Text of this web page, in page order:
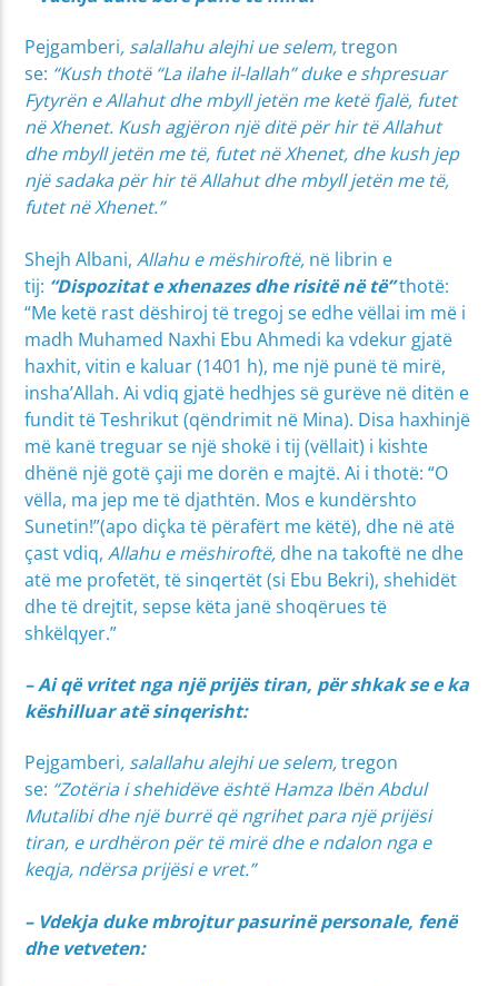
Pejgamberi, salallahu alejhi ue selem,tregon
se: “Kush thotë “La ilahe il-lallah” duke e shpresuar
Fytyrën e Allahut dhe mbyll jetën me ketë fjalë, futet
në Xhenet. Kush agjëron një ditë për hir të Allahut
dhe mbyll jetën me të, futet në Xhenet, dhe kush jep
një sadaka për hir të Allahut dhe mbyll jetën me të,
futet në Xhenet.”
Shejh Albani,Allahu e mëshiroftë, në librin e
tij: “Dispozitat e xhenazes dhe risitë në të”thotë:
“Me ketë rast dëshiroj të tregoj se edhe vëllai im më i
madh Muhamed Naxhi Ebu Ahmedi ka vdekur gjatë
haxhit, vitin e kaluar (1401 h), me një punë të mirë,
insha’Allah. Ai vdiq gjatë hedhjes së gurëve në ditën e
fundit të Teshrikut (qëndrimit në Mina). Disa haxhinjë
më kanë treguar se një shokë i tij (vëllait) i kishte
dhënë një gotë çaji me dorën e majtë. Ai i thotë: “O
vëlla, ma jep me të djathtën. Mos e kundërshto
Sunetin!”(apo diçka të përafërt me këtë), dhe në atë
çast vdiq,Allahu e mëshiroftë, dhe na takoftë ne dhe
atë me profetët, të sinqertët (si Ebu Bekri), shehidët
dhe të drejtit, sepse këta janë shoqërues të
shkëlqyer.”
– Ai që vritet nga një prijës tiran, për shkak se e ka
këshilluar atë sinqerisht:
Pejgamberi, salallahu alejhi ue selem,tregon
se: “Zotëria i shehidëve është Hamza Ibën Abdul
Mutalibi dhe një burrë që ngrihet para një prijësi
tiran, e urdhëron për të mirë dhe e ndalon nga e
keqja, ndërsa prijësi e vret.”
– Vdekja duke mbrojtur pasurinë personale, fenë
dhe vetveten: